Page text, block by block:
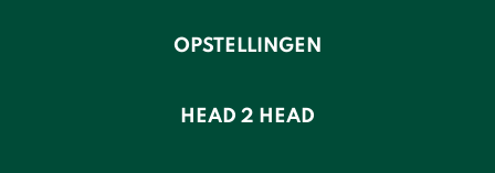
OPSTELLINGEN
HEAD 2 HEAD